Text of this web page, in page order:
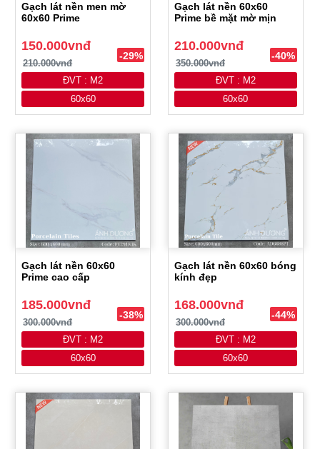
Gạch lát nền men mờ
60x60 Prime
150.000vnđ
210.000vnđ
-29%
ĐVT : M2
60x60
Gạch lát nền 60x60
Prime bề mặt mờ mịn
210.000vnđ
350.000vnđ
-40%
ĐVT : M2
60x60
Gạch lát nền 60x60
Prime cao cấp
185.000vnđ
300.000vnđ
-38%
ĐVT : M2
60x60
Gạch lát nền 60x60 bóng
kính đẹp
168.000vnđ
300.000vnđ
-44%
ĐVT : M2
60x60